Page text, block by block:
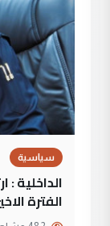
سياسية
الداخلية
الفترة